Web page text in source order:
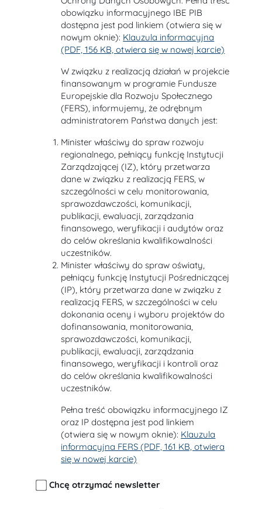
obowiązku informacyjnego IBE PIB
dostępna jest pod linkiem (otwiera się w
nowym oknie): Klauzula informacyjna
(PDF, 156 KB, otwiera się w nowej karcie)
W związku z realizacją działań w projekcie
finansowanym w programie Fundusze
Europejskie dla Rozwoju Społecznego
(FERS), informujemy, że odrębnym
administratorem Państwa danych jest:
Minister właściwy do spraw rozwoju
regionalnego, pełniący funkcję Instytucji
Zarządzającej (IZ), który przetwarza
dane w związku z realizacją FERS, w
szczególności w celu monitorowania,
sprawozdawczości, komunikacji,
publikacji, ewaluacji, zarządzania
finansowego, weryfikacji i audytów oraz
do celów określania kwalifikowalności
uczestników.
Minister właściwy do spraw oświaty,
pełniący funkcję Instytucji Pośredniczącej
(IP), który przetwarza dane w związku z
realizacją FERS, w szczególności w celu
dokonania oceny i wyboru projektów do
dofinansowania, monitorowania,
sprawozdawczości, komunikacji,
publikacji, ewaluacji, zarządzania
finansowego, weryfikacji i kontroli oraz
do celów określania kwalifikowalności
uczestników.
Pełna treść obowiązku informacyjnego IZ
oraz IP dostępna jest pod linkiem
(otwiera się w nowym oknie): Klauzula
informacyjna FERS (PDF, 161 KB, otwiera
się w nowej karcie)
Chcę otrzymać newsletter